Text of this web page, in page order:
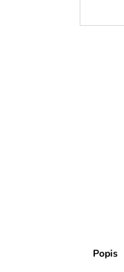
Popis